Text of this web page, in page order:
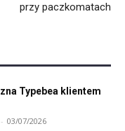
przy paczkomatach
Typebea klientem
- 03/07/2026